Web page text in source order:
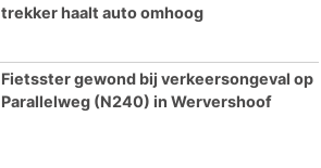
trekker haalt auto omhoog
Fietsster gewond bij verkeersongeval op
Parallelweg (N240) in Wervershoof